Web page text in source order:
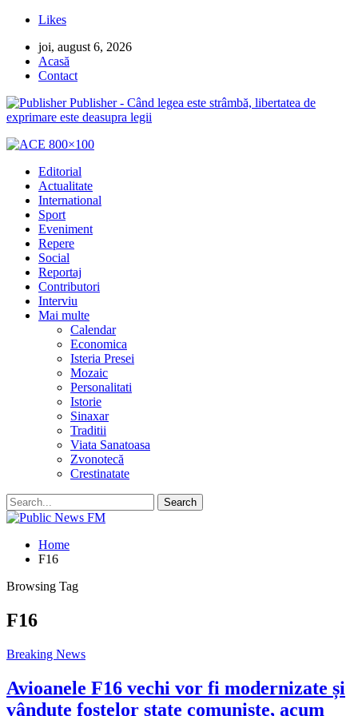
Likes
joi, august 6, 2026
Acasă
Contact
Publisher - Când legea este strâmbă, libertatea de
exprimare este deasupra legii
Editorial
Actualitate
International
Sport
Eveniment
Repere
Social
Reportaj
Contributori
Interviu
Mai multe
Calendar
Economica
Isteria Presei
Mozaic
Personalitati
Istorie
Sinaxar
Traditii
Viata Sanatoasa
Zvonotecă
Crestinatate
Home
F16
Browsing Tag
F16
Breaking News
Avioanele F16 vechi vor fi modernizate și
vândute fostelor state comuniste, acum